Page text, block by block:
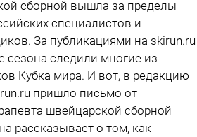
сборной вышла за пределы
специалистов и
За публикациями на skirun.ru
сезона следили многие из
Кубка мира. И вот, в редакцию
пришло письмо от
швейцарской сборной
рассказывает о том, как